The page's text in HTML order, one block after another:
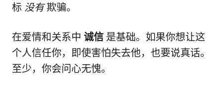
标 没有欺骗。
在爱情和关系中 诚信 是基础。如果你想让这
个人信任你，即使害怕失去他，也要说真话。
至少，你会问心无愧。